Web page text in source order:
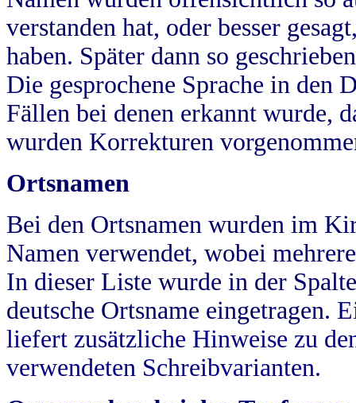
verstanden hat, oder besser
haben. Später dann so
Die gesprochene Sprache in
Fällen bei denen erkannt wurde,
wurden Korrekturen
Ortsnamen
Bei den Ortsnamen wurden im
Namen verwendet, wobei
In dieser Liste wurde in der
deutsche Ortsname eingetragen.
liefert zusätzliche Hinweise zu
verwendeten Schreibvarianten.